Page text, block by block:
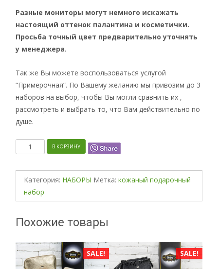
Разные мониторы могут немного искажать
настоящий оттенок палантина и косметички.
Просьба точный цвет предварительно уточнять
у менеджера.
Так же Вы можете воспользоваться услугой
“Примерочная”. По Вашему желанию мы привозим до 3
наборов на выбор, чтобы Вы могли сравнить их ,
рассмотреть и выбрать то, что Вам действительно по
душе.
КоличествоВ КОРЗИНУ
Категория: НАБОРЫ Метка: кожаный подарочный
набор
Похожие товары
SALE! SALE!